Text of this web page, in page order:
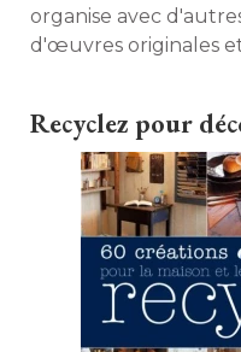
organise avec
d'œuvres originales
Recyclez pour